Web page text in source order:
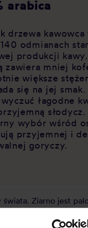
arabica
drzewa
odmianach
produkcji
zawiera mniej
większe
się na jej
łagodne
wybór wśród
przyjemnej i
goryczy.
Ziarno jest
o nutach